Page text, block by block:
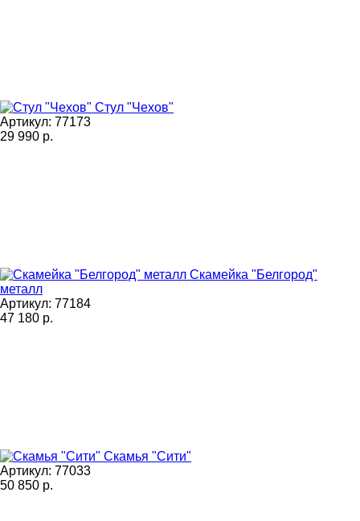
Стул "Чехов"
Артикул: 77173
29 990 р.
Скамейка "Белгород"
металл
Артикул: 77184
47 180 р.
Скамья "Сити"
Артикул: 77033
50 850 р.